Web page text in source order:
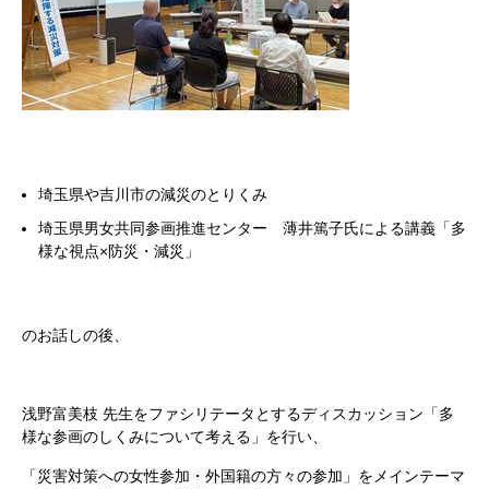
埼玉県や吉川市の減災のとりくみ
埼玉県男女共同参画推進センター 薄井篤子氏による講義「多
様な視点×防災・減災」
のお話しの後、
浅野富美枝 先生をファシリテータとするディスカッション「多
様な参画のしくみについて考える」を行い、
「災害対策への女性参加・外国籍の方々の参加」をメインテーマ